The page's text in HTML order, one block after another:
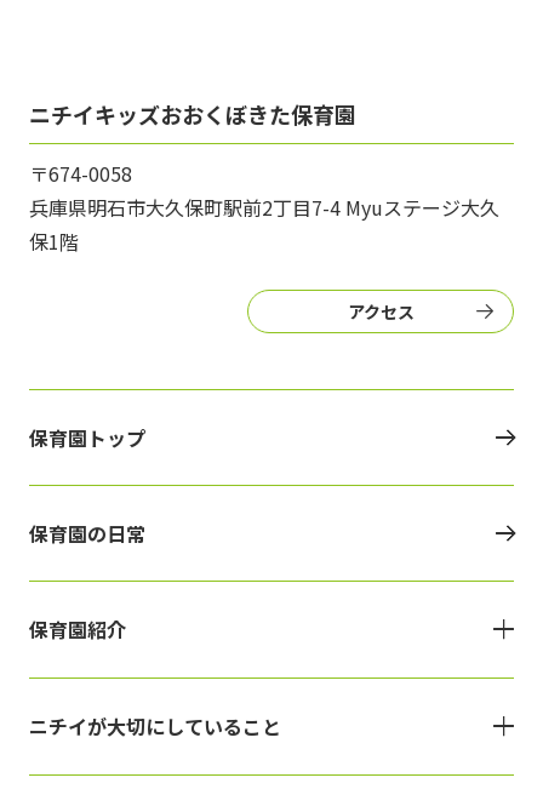
ニチイキッズおおくぼきた保育園
〒674-0058
兵庫県明石市大久保町駅前2丁目7-4 Myuステージ大久
保1階
アクセス
保育園トップ
保育園の日常
保育園紹介
ニチイが大切にしていること